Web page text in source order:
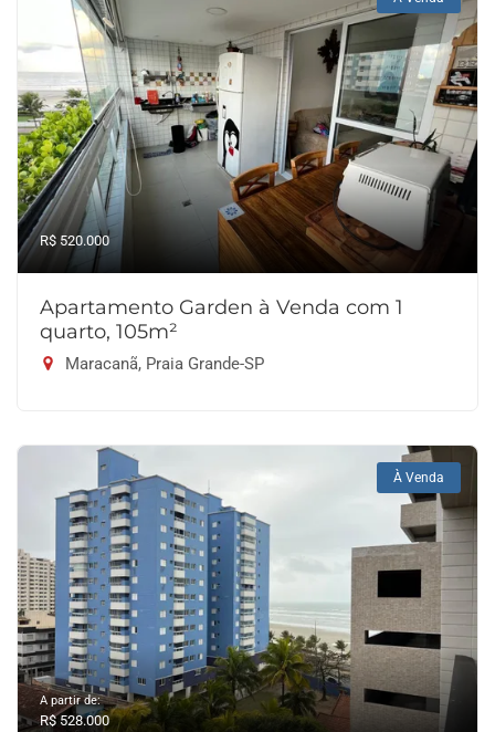
R$ 520.000
Apartamento Garden à Venda com 1
quarto, 105m²
Maracanã, Praia Grande-SP
À Venda
A partir de:
R$ 528.000